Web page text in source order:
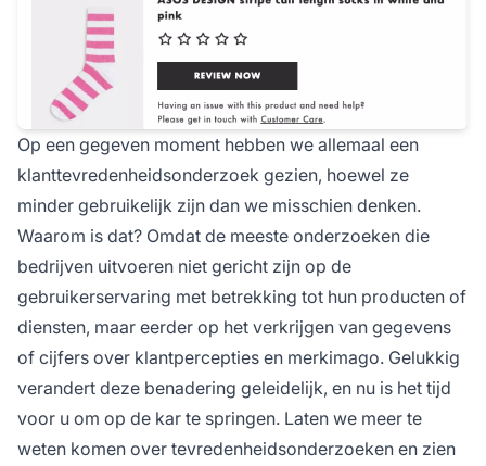
Op een gegeven moment hebben we allemaal een
klanttevredenheidsonderzoek gezien, hoewel ze
minder gebruikelijk zijn dan we misschien denken.
Waarom is dat? Omdat de meeste onderzoeken die
bedrijven uitvoeren niet gericht zijn op de
gebruikerservaring met betrekking tot hun producten of
diensten, maar eerder op het verkrijgen van gegevens
of cijfers over klantpercepties en merkimago. Gelukkig
verandert deze benadering geleidelijk, en nu is het tijd
voor u om op de kar te springen. Laten we meer te
weten komen over tevredenheidsonderzoeken en zien